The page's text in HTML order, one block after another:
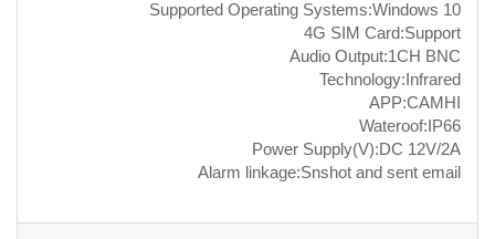
Supported Operating Systems:Windows 10
4G SIM Card:Support
Audio Output:1CH BNC
Technology:Infrared
APP:CAMHI
Wateroof:IP66
Power Supply(V):DC 12V/2A
Alarm linkage:Snshot and sent email